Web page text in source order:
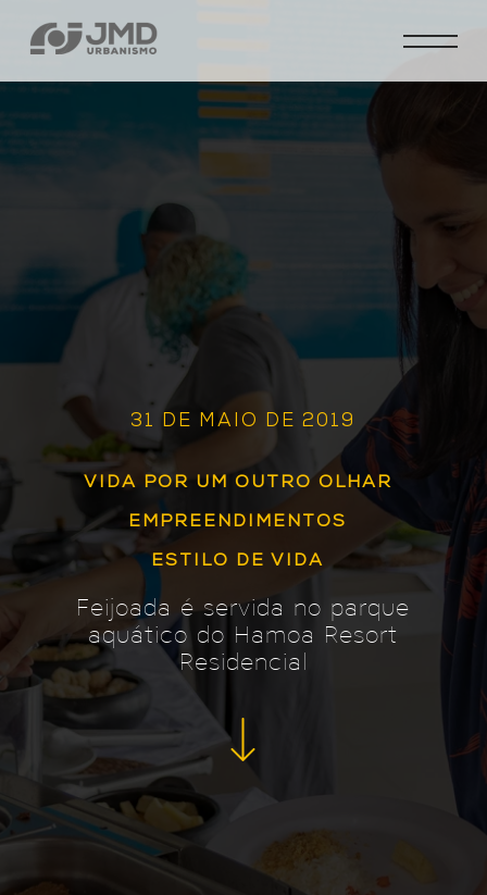
31 DE MAIO DE 2019
VIDA POR UM OUTRO OLHAR
EMPREENDIMENTOS
ESTILO DE VIDA
Feijoada é servida no parque
aquático do Hamoa Resort
Residencial